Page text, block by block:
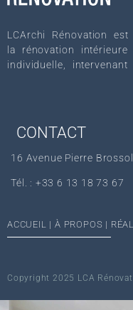
LCArchi Rénovation
la rénovation intérieure
individuelle, intervenant
CONTACT
16 Avenue Pierre
Tél. : +33 6 13 18 73 67‬
ACCUEIL |À PROPOS |
Copyright 2025 LCA